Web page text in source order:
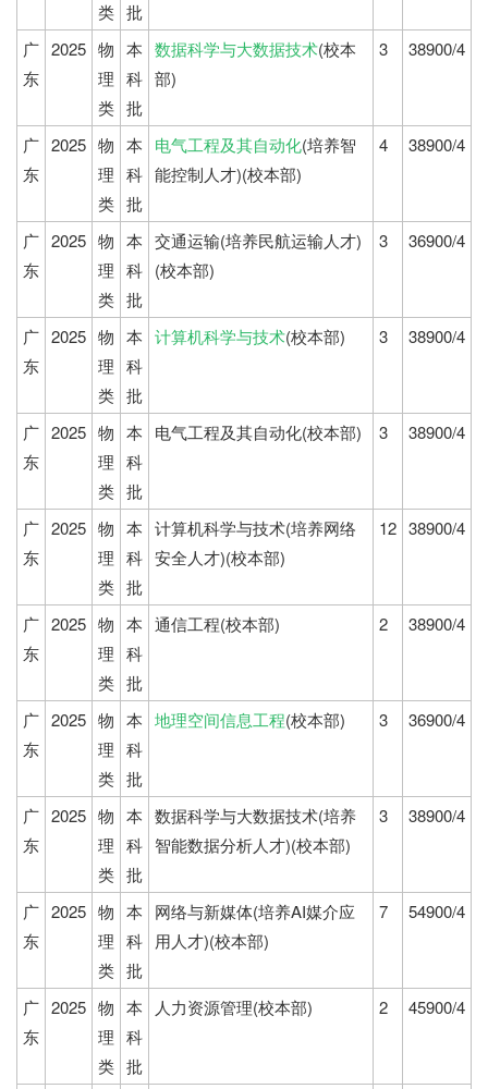
类 批
广
东
2025 物
理
类
本
科
批
数据科学与大数据技术(校本
部)
3 38900/4
广
东
2025 物
理
类
本
科
批
电气工程及其自动化(培养智
能控制人才)(校本部)
4 38900/4
广
东
2025 物
理
类
本
科
批
交通运输(培养民航运输人才)
(校本部)
3 36900/4
广
东
2025 物
理
类
本
科
批
计算机科学与技术(校本部) 3 38900/4
广
东
2025 物
理
类
本
科
批
电气工程及其自动化(校本部) 3 38900/4
广
东
2025 物
理
类
本
科
批
计算机科学与技术(培养网络
安全人才)(校本部)
12 38900/4
广
东
2025 物
理
类
本
科
批
通信工程(校本部) 2 38900/4
广
东
2025 物
理
类
本
科
批
地理空间信息工程(校本部) 3 36900/4
广
东
2025 物
理
类
本
科
批
数据科学与大数据技术(培养
智能数据分析人才)(校本部)
3 38900/4
广
东
2025 物
理
类
本
科
批
网络与新媒体(培养AI媒介应
用人才)(校本部)
7 54900/4
广
东
2025 物
理
类
本
科
批
人力资源管理(校本部) 2 45900/4